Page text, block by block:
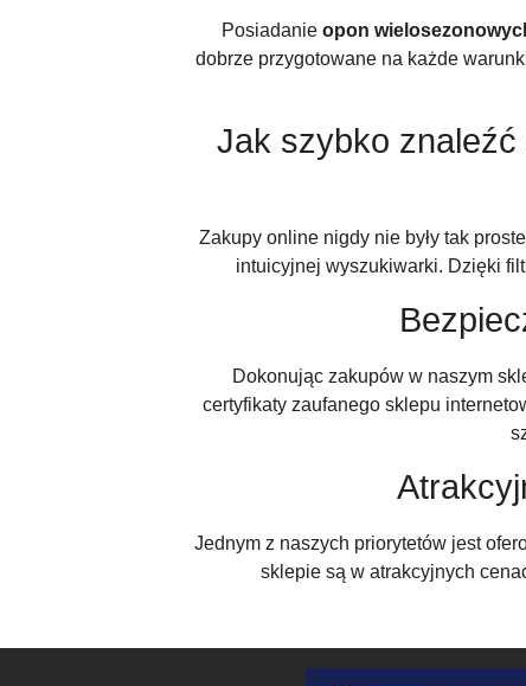
Posiadanie opon
dobrze przygotowane na każde
Jak szybko znaleźć
Zakupy online nigdy nie były tak
intuicyjnej wyszukiwarki. Dzięki
Dokonując zakupów w naszym
certyfikaty zaufanego sklepu
Jednym z naszych priorytetów jest
sklepie są w atrakcyjnych